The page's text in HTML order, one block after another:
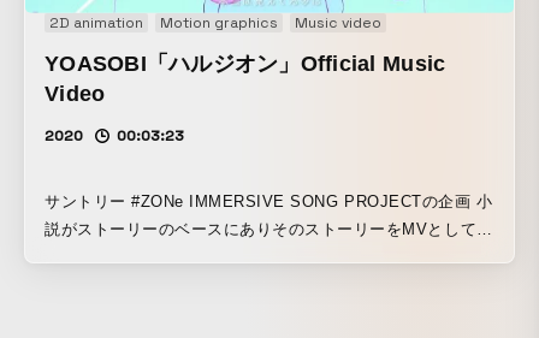
2D animation Motion graphics Music video
YOASOBI「ハルジオン」Official Music
Video
2020 00:03:23
サントリー #ZONe IMMERSIVE SONG PROJECTの企画 小
説がストーリーのベースにありそのストーリーをMVとして表